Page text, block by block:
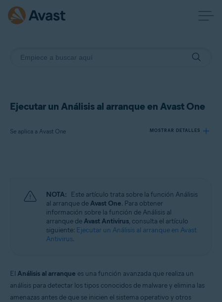
Ejecutar un Análisis al arranque en Avast One
Se aplica a Avast One MOSTRAR DETALLES
Sistemas operativos:
NOTA: Este artículo trata sobre la función Análisis
al arranque deAvast One. Para obtener
información sobre la función de Análisis al
arranque deAvast Antivirus, consulta el artículo
siguiente: Ejecutar un Análisis al arranque en Avast
Antivirus.
El Análisis al arranque es una función avanzada que realiza un
análisis para detectar los tipos conocidos de malware y elimina las
amenazas antes de que se inicien el sistema operativo y otros